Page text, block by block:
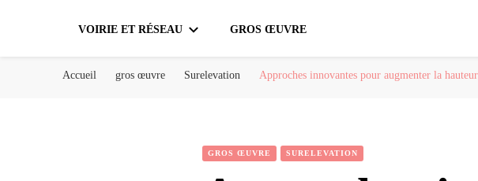
VOIRIE ET RÉSEAU GROS ŒUVRE
Accueil gros œuvre Surelevation Approches innovantes pour augmenter la
GROS ŒUVRE SURELEVATION